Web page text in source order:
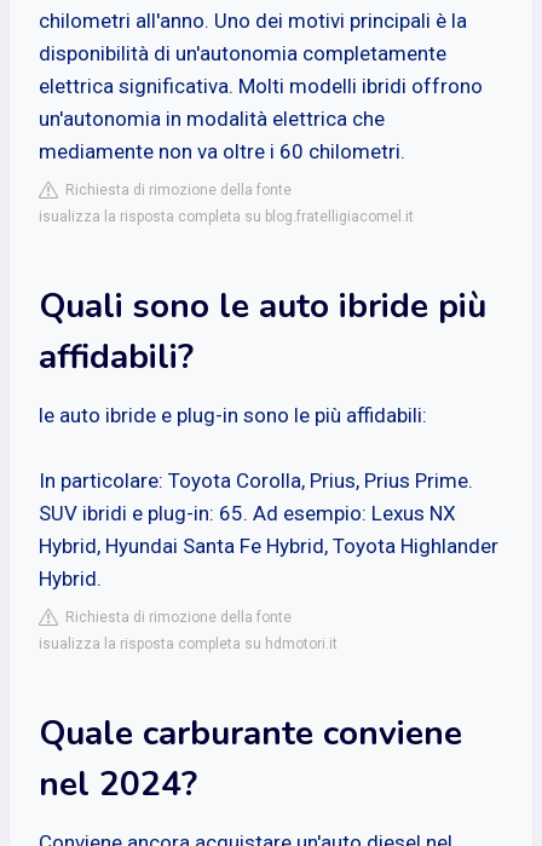
chilometri all'anno. Uno dei motivi principali è la
disponibilità di un'autonomia completamente
elettrica significativa. Molti modelli ibridi offrono
un'autonomia in modalità elettrica che
mediamente non va oltre i 60 chilometri.
Richiesta di rimozione della fonte
isualizza la risposta completa su blog.fratelligiacomel.it
Quali sono le auto ibride più
affidabili?
le auto ibride e plug-in sono le più affidabili:
In particolare: Toyota Corolla, Prius, Prius Prime.
SUV ibridi e plug-in: 65. Ad esempio: Lexus NX
Hybrid, Hyundai Santa Fe Hybrid, Toyota Highlander
Hybrid.
Richiesta di rimozione della fonte
isualizza la risposta completa su hdmotori.it
Quale carburante conviene
nel 2024?